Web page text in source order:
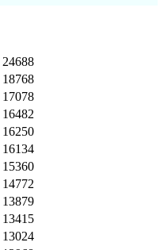
24688
18768
17078
16482
16250
16134
15360
14772
13879
13415
13024